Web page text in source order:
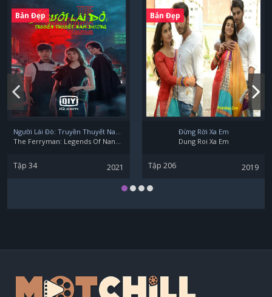
Bản Đẹp
Tập 34 2021
Bản Đẹp
Đừng Rời Xa Em
Dung Roi Xa Em
Tập 206 2019